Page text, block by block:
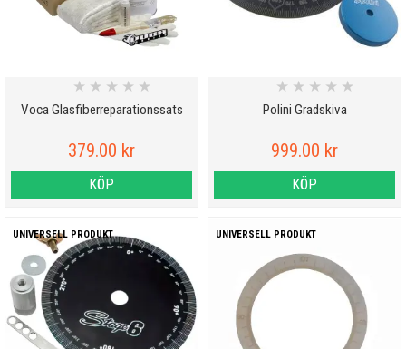
Voca Glasfiberreparationssats
★ ★ ★ ★ ★
379.00 kr
KÖP
Polini Gradskiva
★ ★ ★ ★ ★
999.00 kr
KÖP
UNIVERSELL PRODUKT UNIVERSELL PRODUKT